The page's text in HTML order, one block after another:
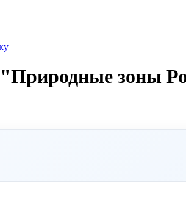
зоны